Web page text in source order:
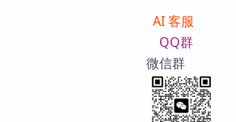
AI 客服
QQ群
微信群